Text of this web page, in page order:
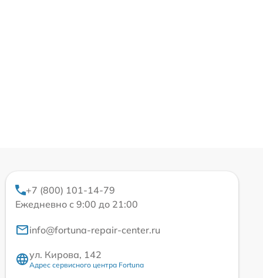
+7 (800) 101-14-79
Ежедневно с 9:00 до 21:00
info@fortuna-repair-center.ru
ул. Кирова, 142
Адрес сервисного центра Fortuna